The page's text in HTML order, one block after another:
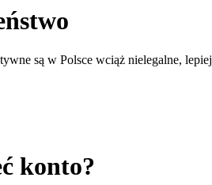
są w Polsce wciąż nielegalne, lepiej
konto?